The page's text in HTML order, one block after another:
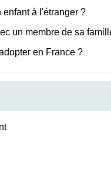
à l'étranger ?
un membre de sa
en France ?